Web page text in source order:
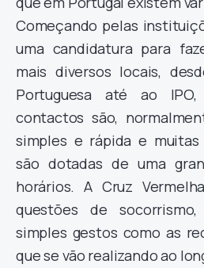
Começando pelas
uma candidatura para
mais diversos locais,
Portuguesa até ao
contactos são,
simples e rápida e
são dotadas de uma
horários. A Cruz
questões de
simples gestos como as
que se vão realizando ao